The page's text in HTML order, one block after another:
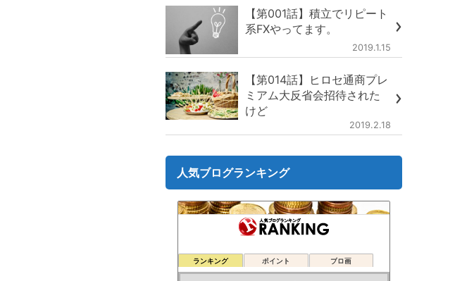
【第001話】積立でリピート
系FXやってます。
2019.1.15
【第014話】ヒロセ通商プレ
ミアム大反省会招待された
けど
2019.2.18
人気ブログランキング
ランキング ポイント ブロ画